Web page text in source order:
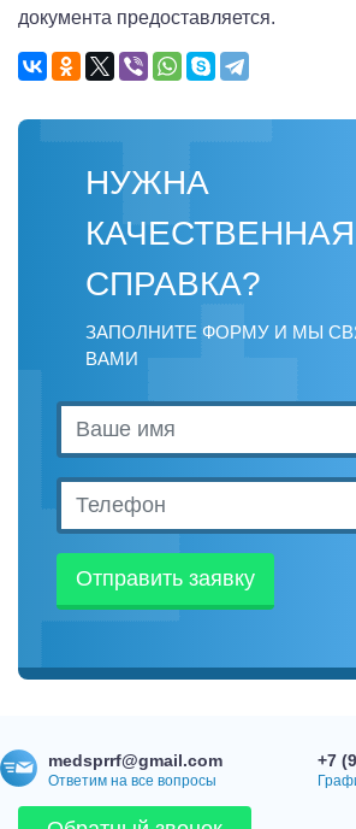
документа предоставляется.
НУЖНА
КАЧЕСТВЕННАЯ
СПРАВКА?
ЗАПОЛНИТЕ ФОРМУ И МЫ
ВАМИ
Отправить заявку
medsprrf@gmail.com
Ответим на все вопросы
+7